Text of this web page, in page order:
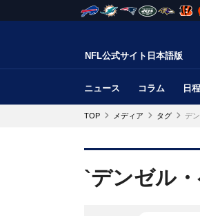
NFL公式サイト日本語版
ニュース コラム 日
TOP メディア タグ デン
`デンゼル